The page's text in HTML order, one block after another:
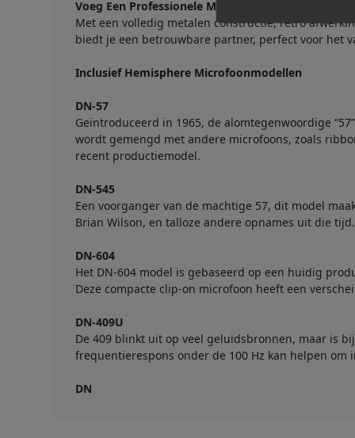
Voeg Een Professionele Microfoon Met Vintage Stijl
Met een volledig metalen constructie, retro
biedt je een betrouwbare partner, perfect voor het
Inclusief Hemisphere Microfoonmodellen
DN-57
Geïntroduceerd in 1965, de alomtegenwoordige
wordt gemengd met andere microfoons, zoals
recent productiemodel.
DN-545
Een voorganger van de machtige 57, dit model
Brian Wilson, en talloze andere opnames uit die
DN-604
Het DN-604 model is gebaseerd op een huidig
Deze compacte clip-on microfoon heeft een
DN-409U
De 409 blinkt uit op veel geluidsbronnen, maar is
frequentierespons onder de 100 Hz kan helpen
DN